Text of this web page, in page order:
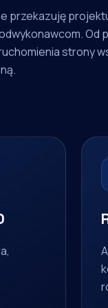
przekazuję
Od
strony